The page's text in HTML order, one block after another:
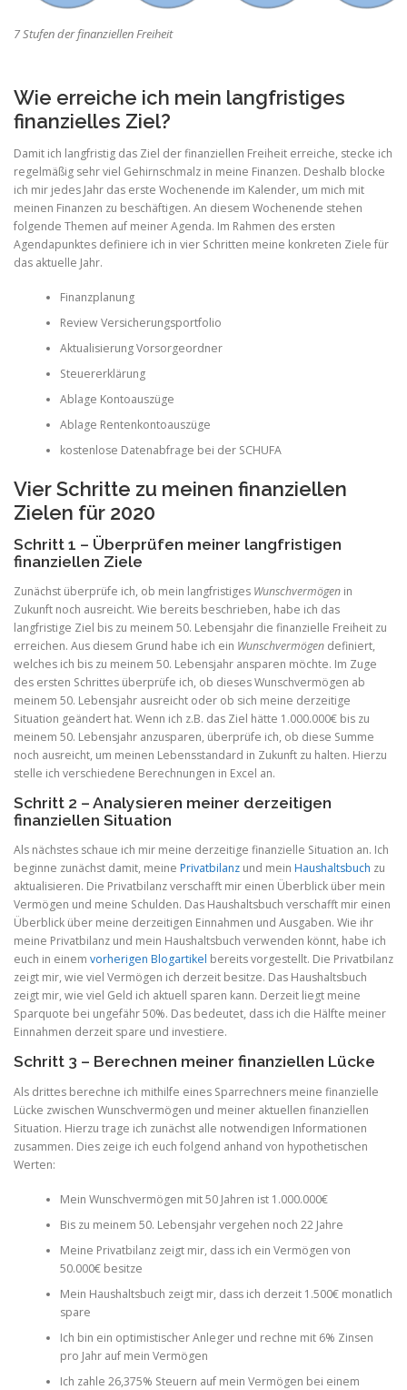
7 Stufen der finanziellen Freiheit
Wie erreiche ich mein langfristiges
finanzielles Ziel?
Damit ich langfristig das Ziel der finanziellen Freiheit erreiche, stecke ich
regelmäßig sehr viel Gehirnschmalz in meine Finanzen. Deshalb blocke
ich mir jedes Jahr das erste Wochenende im Kalender, um mich mit
meinen Finanzen zu beschäftigen. An diesem Wochenende stehen
folgende Themen auf meiner Agenda. Im Rahmen des ersten
Agendapunktes definiere ich in vier Schritten meine konkreten Ziele für
das aktuelle Jahr.
Finanzplanung
Review Versicherungsportfolio
Aktualisierung Vorsorgeordner
Steuererklärung
Ablage Kontoauszüge
Ablage Rentenkontoauszüge
kostenlose Datenabfrage bei der SCHUFA
Vier Schritte zu meinen finanziellen
Zielen für 2020
Schritt 1 – Überprüfen meiner langfristigen
finanziellen Ziele
Zunächst überprüfe ich, ob mein langfristiges Wunschvermögen in
Zukunft noch ausreicht. Wie bereits beschrieben, habe ich das
langfristige Ziel bis zu meinem 50. Lebensjahr die finanzielle Freiheit zu
erreichen. Aus diesem Grund habe ich ein Wunschvermögen definiert,
welches ich bis zu meinem 50. Lebensjahr ansparen möchte. Im Zuge
des ersten Schrittes überprüfe ich, ob dieses Wunschvermögen ab
meinem 50. Lebensjahr ausreicht oder ob sich meine derzeitige
Situation geändert hat. Wenn ich z.B. das Ziel hätte 1.000.000€ bis zu
meinem 50. Lebensjahr anzusparen, überprüfe ich, ob diese Summe
noch ausreicht, um meinen Lebensstandard in Zukunft zu halten. Hierzu
stelle ich verschiedene Berechnungen in Excel an.
Schritt 2 – Analysieren meiner derzeitigen
finanziellen Situation
Als nächstes schaue ich mir meine derzeitige finanzielle Situation an. Ich
beginne zunächst damit, meine Privatbilanz und mein Haushaltsbuch zu
aktualisieren. Die Privatbilanz verschafft mir einen Überblick über mein
Vermögen und meine Schulden. Das Haushaltsbuch verschafft mir einen
Überblick über meine derzeitigen Einnahmen und Ausgaben. Wie ihr
meine Privatbilanz und mein Haushaltsbuch verwenden könnt, habe ich
euch in einem vorherigen Blogartikel bereits vorgestellt. Die Privatbilanz
zeigt mir, wie viel Vermögen ich derzeit besitze. Das Haushaltsbuch
zeigt mir, wie viel Geld ich aktuell sparen kann. Derzeit liegt meine
Sparquote bei ungefähr 50%. Das bedeutet, dass ich die Hälfte meiner
Einnahmen derzeit spare und investiere.
Schritt 3 – Berechnen meiner finanziellen Lücke
Als drittes berechne ich mithilfe eines Sparrechners meine finanzielle
Lücke zwischen Wunschvermögen und meiner aktuellen finanziellen
Situation. Hierzu trage ich zunächst alle notwendigen Informationen
zusammen. Dies zeige ich euch folgend anhand von hypothetischen
Werten:
Mein Wunschvermögen mit 50 Jahren ist 1.000.000€
Bis zu meinem 50. Lebensjahr vergehen noch 22 Jahre
Meine Privatbilanz zeigt mir, dass ich ein Vermögen von
50.000€ besitze
Mein Haushaltsbuch zeigt mir, dass ich derzeit 1.500€ monatlich
spare
Ich bin ein optimistischer Anleger und rechne mit 6% Zinsen
pro Jahr auf mein Vermögen
Ich zahle 26,375% Steuern auf mein Vermögen bei einem